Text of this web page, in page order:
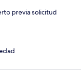
previa solicitud